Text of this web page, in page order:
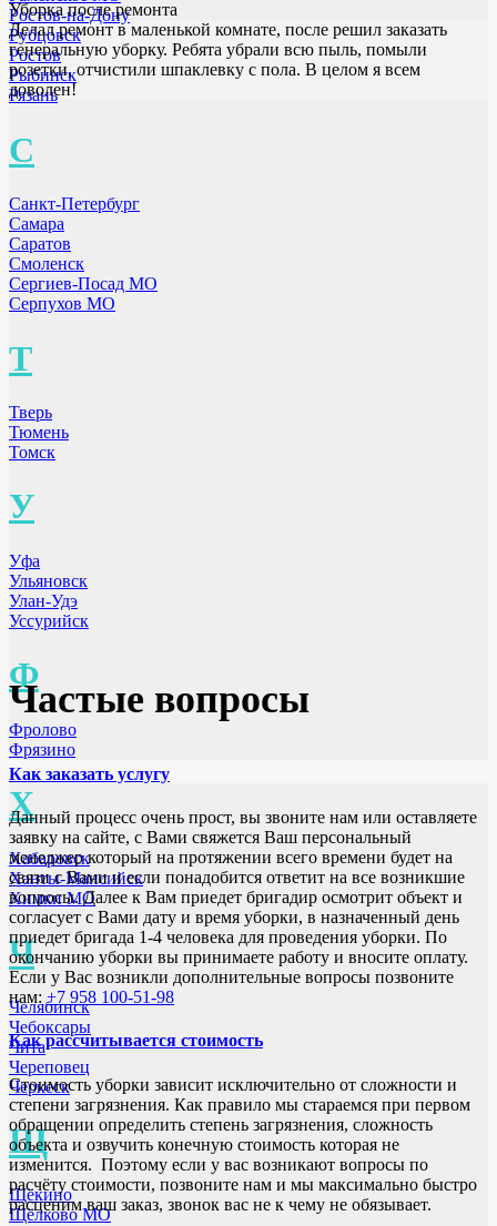
Ростов-на-Дону
Рубцовск
Ростов
Рыбинск
Рязань
С
Санкт-Петербург
Самара
Саратов
Смоленск
Сергиев-Посад МО
Серпухов МО
Т
Тверь
Тюмень
Томск
У
Уфа
Ульяновск
Улан-Удэ
Уссурийск
Ф
Фролово
Фрязино
Х
Хабаровск
Ханты-Мансийск
Химки МО
Ч
Челябинск
Чебоксары
Чита
Череповец
Черкеск
Щ
Щёкино
Щёлково МО
Уборка после ремонта
Делал ремонт в маленькой комнате, после решил заказать
генеральную уборку. Ребята убрали всю пыль, помыли
розетки, отчистили шпаклевку с пола. В целом я всем
доволен!
Частые вопросы
Как заказать услугу
Данный процесс очень прост, вы звоните нам или оставляете
заявку на сайте, с Вами свяжется Ваш персональный
менеджер который на протяжении всего времени будет на
связи с Вами и если понадобится ответит на все возникшие
вопросы. Далее к Вам приедет бригадир осмотрит объект и
согласует с Вами дату и время уборки, в назначенный день
приедет бригада 1-4 человека для проведения уборки. По
окончанию уборки вы принимаете работу и вносите оплату.
Если у Вас возникли дополнительные вопросы позвоните
нам: +7 958 100-51-98
Как рассчитывается стоимость
Стоимость уборки зависит исключительно от сложности и
степени загрязнения. Как правило мы стараемся при первом
обращении определить степень загрязнения, сложность
объекта и озвучить конечную стоимость которая не
изменится. Поэтому если у вас возникают вопросы по
расчёту стоимости, позвоните нам и мы максимально быстро
расценим ваш заказ, звонок вас не к чему не обязывает.